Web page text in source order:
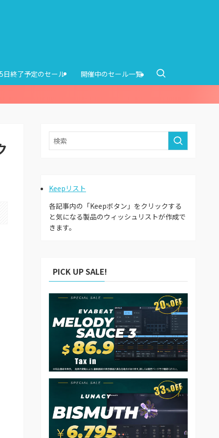
終了予定のセール 開催中のセール一覧
Keepリスト
各記事内の「Keepボタン」をクリックする
と気になる製品のウィッシュリストが作成で
きます。
PICK UP SALE!